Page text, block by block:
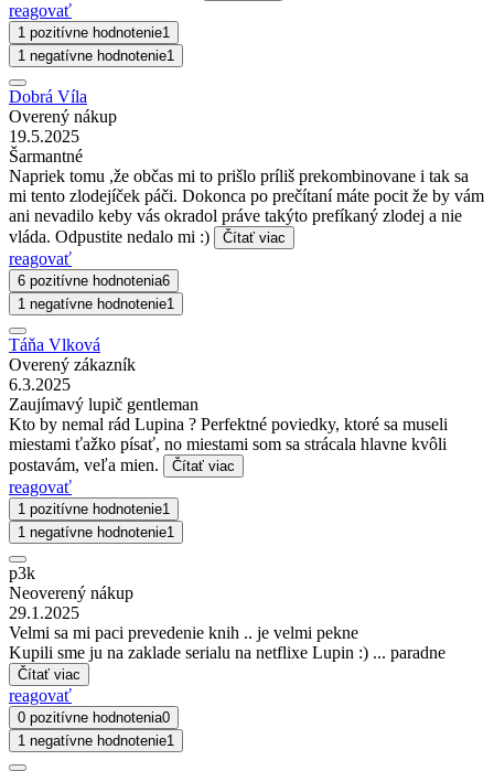
reagovať
1 pozitívne hodnotenie1
1 negatívne hodnotenie1
Dobrá Víla
Overený nákup
19.5.2025
Šarmantné
Napriek tomu ,že občas mi to prišlo príliš prekombinovane i tak sa
mi tento zlodejíček páči. Dokonca po prečítaní máte pocit že by vám
ani nevadilo keby vás okradol práve takýto prefíkaný zlodej a nie
vláda. Odpustite nedalo mi :)
Čítať viac
reagovať
6 pozitívne hodnotenia6
1 negatívne hodnotenie1
Táňa Vlková
Overený zákazník
6.3.2025
Zaujímavý lupič gentleman
Kto by nemal rád Lupina ? Perfektné poviedky, ktoré sa museli
miestami ťažko písať, no miestami som sa strácala hlavne kvôli
postavám, veľa mien.
Čítať viac
reagovať
1 pozitívne hodnotenie1
1 negatívne hodnotenie1
p3k
Neoverený nákup
29.1.2025
Velmi sa mi paci prevedenie knih .. je velmi pekne
Kupili sme ju na zaklade serialu na netflixe Lupin :) ... paradne
Čítať viac
reagovať
0 pozitívne hodnotenia0
1 negatívne hodnotenie1